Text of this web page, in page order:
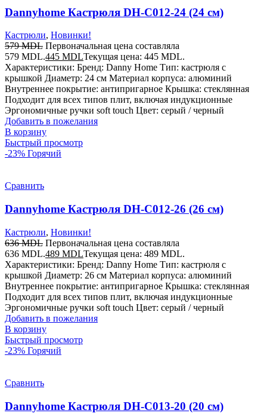
Dannyhome Кастрюля DH-C012-24 (24 см)
Кастрюли, Новинки!
579MDL Первоначальная цена составляла
579 MDL.445 MDLТекущая цена: 445 MDL.
Характеристики: Бренд: Danny Home Тип: кастрюля с
крышкой Диаметр: 24 см Материал корпуса: алюминий
Внутреннее покрытие: антипригарное Крышка: стеклянная
Подходит для всех типов плит, включая индукционные
Эргономичные ручки soft touch Цвет: серый / черный
Добавить в пожелания
В корзину
Быстрый просмотр
-23% Горячий
Сравнить
Dannyhome Кастрюля DH-C012-26 (26 см)
Кастрюли, Новинки!
636MDL Первоначальная цена составляла
636 MDL.489 MDLТекущая цена: 489 MDL.
Характеристики: Бренд: Danny Home Тип: кастрюля с
крышкой Диаметр: 26 см Материал корпуса: алюминий
Внутреннее покрытие: антипригарное Крышка: стеклянная
Подходит для всех типов плит, включая индукционные
Эргономичные ручки soft touch Цвет: серый / черный
Добавить в пожелания
В корзину
Быстрый просмотр
-23% Горячий
Сравнить
Dannyhome Кастрюля DH-C013-20 (20 см)